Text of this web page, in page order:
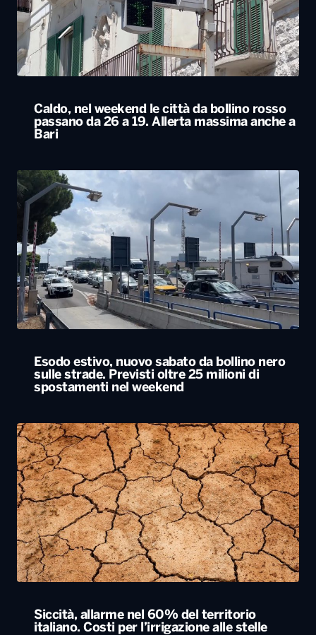
Caldo, nel weekend le città da bollino rosso
passano da 26 a 19. Allerta massima anche a
Bari
Esodo estivo, nuovo sabato da bollino nero
sulle strade. Previsti oltre 25 milioni di
spostamenti nel weekend
Siccità, allarme nel 60% del territorio
italiano. Costi per l’irrigazione alle stelle